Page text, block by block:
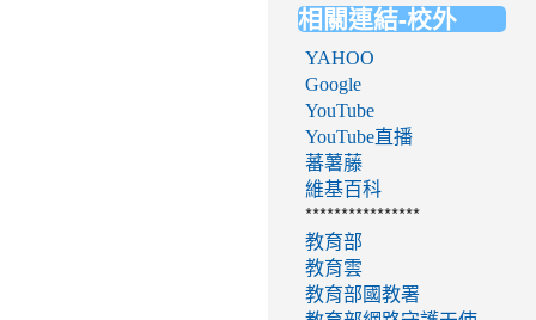
相關連結-校外
YAHOO
Google
YouTube
YouTube直播
蕃薯藤
維基百科
****************
教育部
教育雲
教育部國教署